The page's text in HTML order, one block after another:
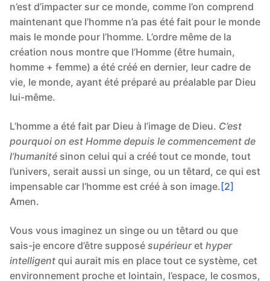
n’est d’impacter sur ce monde, comme l’on comprend
maintenant que l’homme n’a pas été fait pour le monde
mais le monde pour l’homme. L’ordre même de la
création nous montre que l’Homme (être humain,
homme + femme) a été créé en dernier, leur cadre de
vie, le monde, ayant été préparé au préalable par Dieu
lui-même.
L’homme a été fait par Dieu à l’image de Dieu. C’est
pourquoi on est Homme depuis le commencement de
l’humanité sinon celui qui a créé tout ce monde, tout
l’univers, serait aussi un singe, ou un têtard, ce qui est
impensable car l’homme est créé à son image.[2]
Amen.
Vous vous imaginez un singe ou un têtard ou que
sais-je encore d’être supposé supérieuret hyper
intelligent qui aurait mis en place tout ce système, cet
environnement proche et lointain, l’espace, le cosmos,